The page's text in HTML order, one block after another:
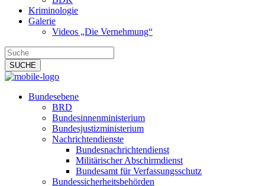
Kriminologie
Galerie
Videos „Die Vernehmung“
Bundesebene
BRD
Bundesinnenministerium
Bundesjustizministerium
Nachrichtendienste
Bundesnachrichtendienst
Militärischer Abschirmdienst
Bundesamt für Verfassungsschutz
Bundessicherheitsbehörden